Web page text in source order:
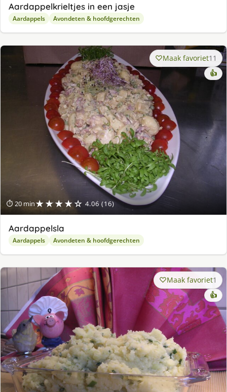
Aardappelkrieltjes in een jasje
Aardappels Avondeten & hoofdgerechten
⏱ 20 min★★★★☆ 4.06 (16)
Maak favoriet11
👍
Aardappelsla
Aardappels Avondeten & hoofdgerechten
Maak favoriet1
👍